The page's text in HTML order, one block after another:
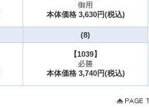
御用
本体価格 3,630円(税込)
(8)
【1039】
必勝
本体価格 3,740円(税込)